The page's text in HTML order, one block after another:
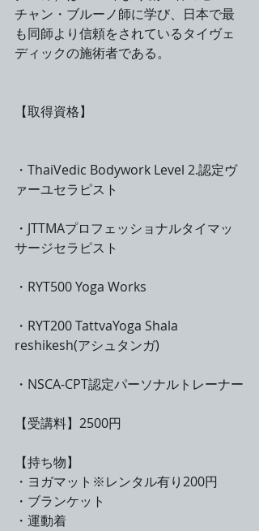
チャン・ブルーノ師に学び、日本で最
も同師より信頼をされているタイヴェ
ディックの施術者である。
【取得資格】
・ThaiVedic Bodywork Level 2.認定ヴ
ァーユセラピスト
・JTTMAプロフェッショナルタイマッ
サージセラピスト
・RYT500 Yoga Works
・RYT200 TattvaYoga Shala
reshikesh(アシュタンガ)
・NSCA-CPT認定パーソナルトレーナー
【受講料】2500円
【持ち物】
・ヨガマット※レンタル有り200円
・ブランケット
・運動着